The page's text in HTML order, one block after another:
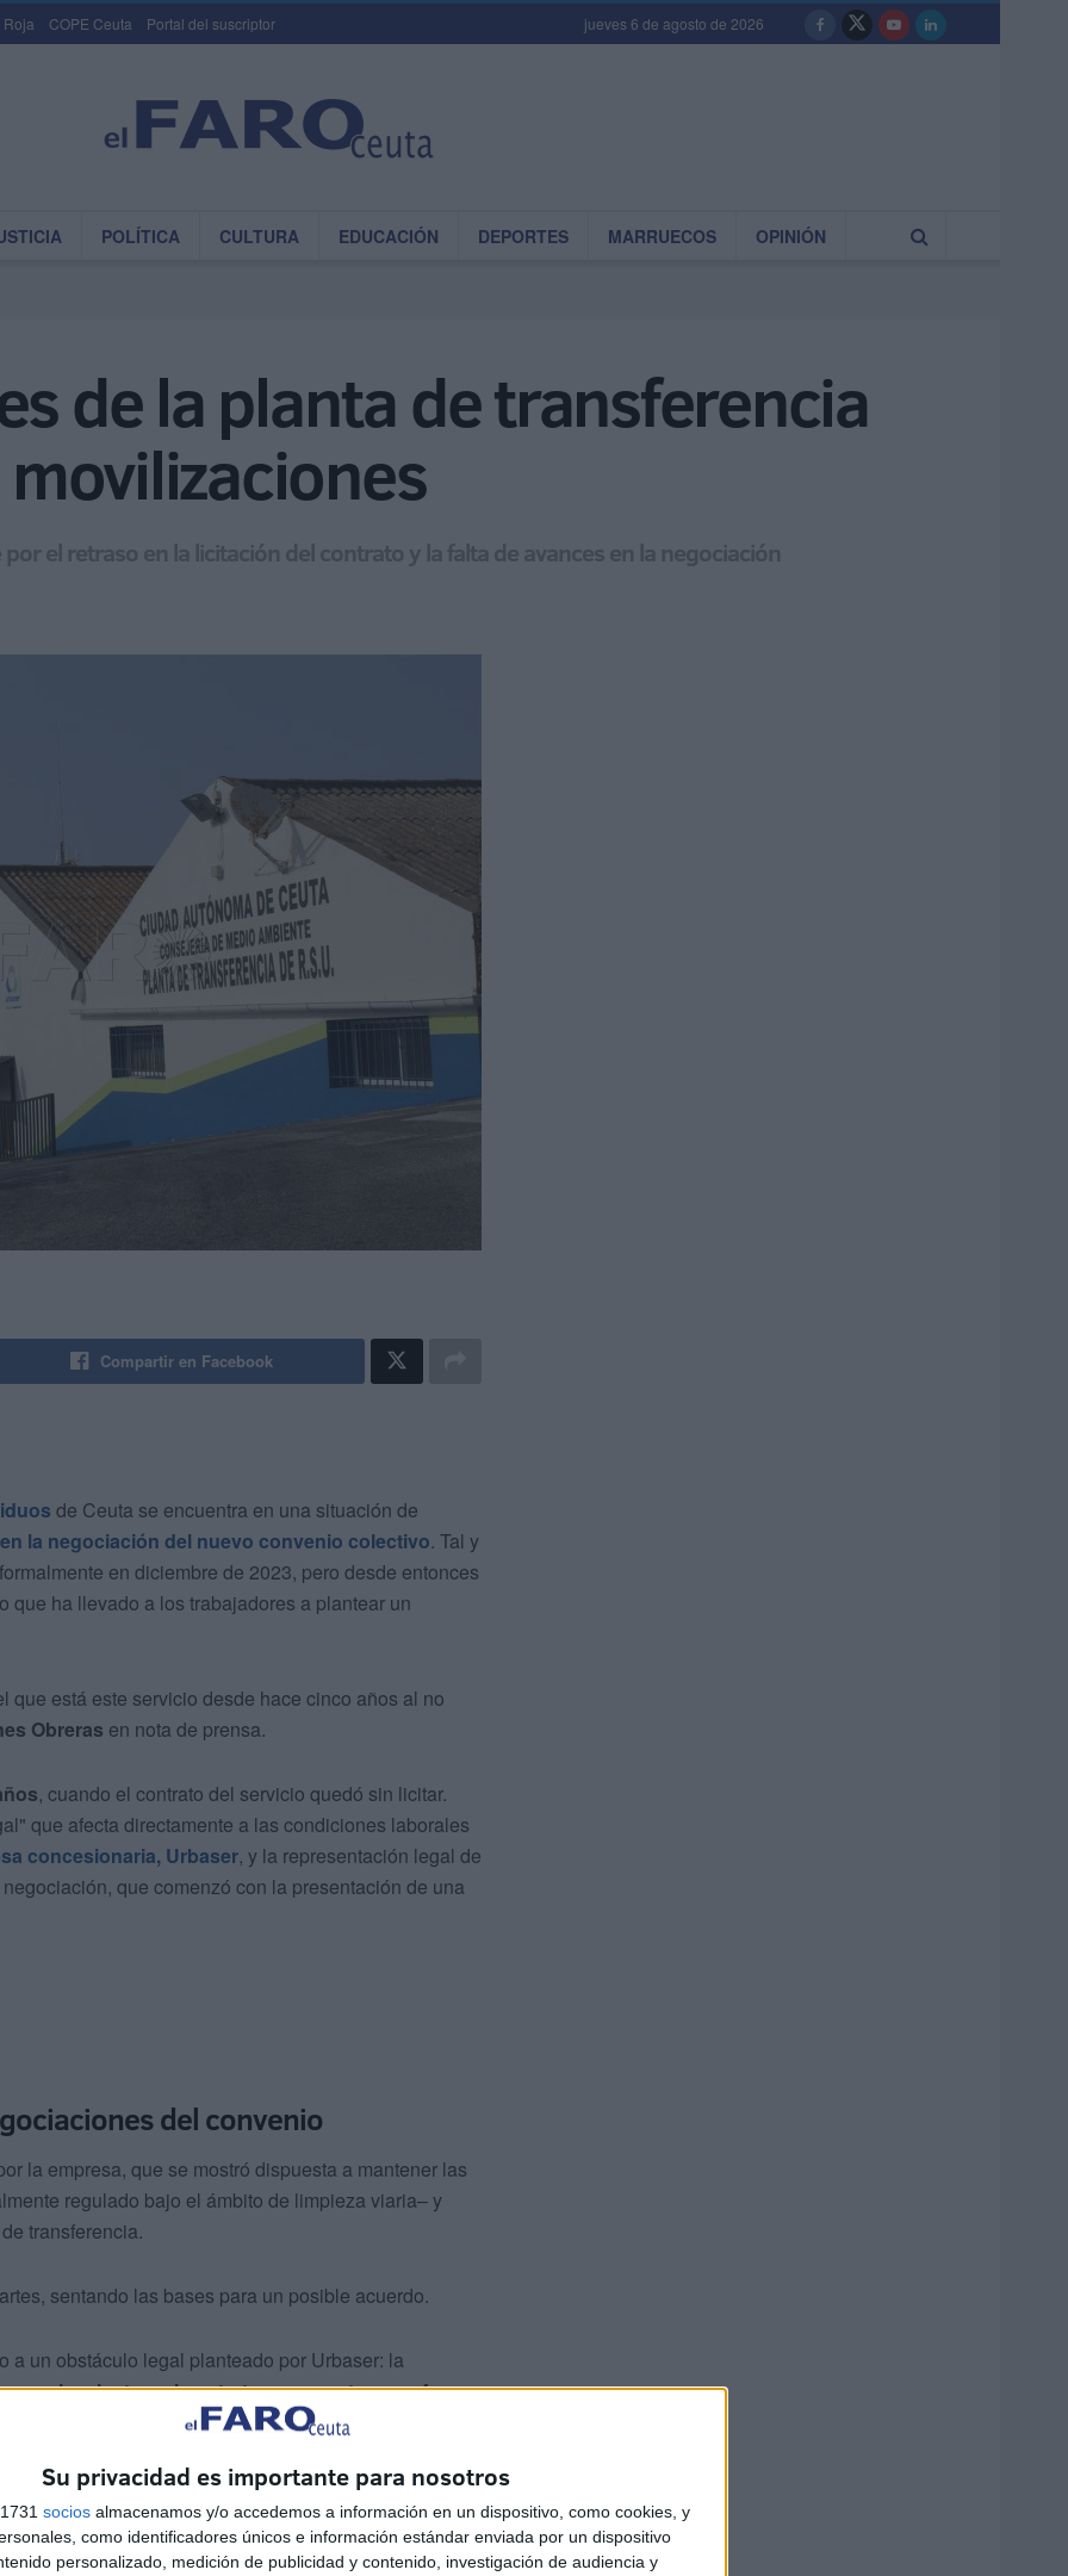
Su privacidad es importante para nosotros
socios almacenamos y/o accedemos a información en un dispositivo, como cookies, y
como identificadores únicos e información estándar enviada por un dispositivo
personalizado, medición de publicidad y contenido, investigación de audiencia y
Roja COPE Ceuta Portal del suscriptor jueves 6 de agosto de 2026
POLÍTICA CULTURA EDUCACIÓN DEPORTES MARRUECOS OPINIÓN
de la planta de transferencia
el retraso en la licitación del contrato y la falta de avances en la negociación
Compartir en Facebook
de Ceuta se encuentra en una situación de
la negociación del nuevo convenio colectivo. Tal y
en diciembre de 2023, pero desde entonces
ha llevado a los trabajadores a plantear un
está este servicio desde hace cinco años al no
Obreras en nota de prensa.
, cuando el contrato del servicio quedó sin licitar.
que afecta directamente a las condiciones laborales
concesionaria, Urbaser, y la representación legal de
que comenzó con la presentación de una
del convenio
la empresa, que se mostró dispuesta a mantener las
regulado bajo el ámbito de limpieza viaria– y
transferencia.
sentando las bases para un posible acuerdo.
un obstáculo legal planteado por Urbaser: la
mientras el contrato se encontrara en fase
a otra empresa podría poner en cuestión la validez